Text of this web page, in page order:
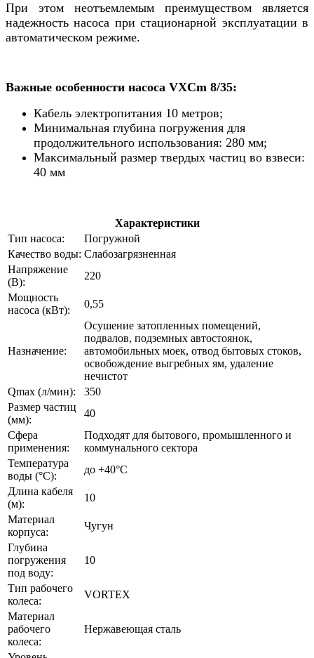
При этом неотъемлемым преимуществом является
надежность насоса при стационарной эксплуатации в
автоматическом режиме.
Важные особенности насоса VXCm 8/35:
Кабель электропитания 10 метров;
Минимальная глубина погружения для
продолжительного использования: 280 мм;
Максимальный размер твердых частиц во взвеси:
40 мм
Характеристики
Тип насоса:
Погружной
Качество воды: Слабозагрязненная
Напряжение
(В):
220
Мощность
насоса (кВт):
0,55
Назначение:
Осушение затопленных помещений,
подвалов, подземных автостоянок,
автомобильных моек, отвод бытовых стоков,
освобождение выгребных ям, удаление
нечистот
Qmax (л/мин):
350
Размер частиц
(мм):
40
Сфера
применения:
Подходят для бытового, промышленного и
коммунального сектора
Температура
воды (°C):
до +40°C
Длина кабеля
(м):
10
Материал
корпуса:
Чугун
Глубина
погружения
под воду:
10
Тип рабочего
колеса:
VORTEX
Материал
рабочего
колеса:
Нержавеющая сталь